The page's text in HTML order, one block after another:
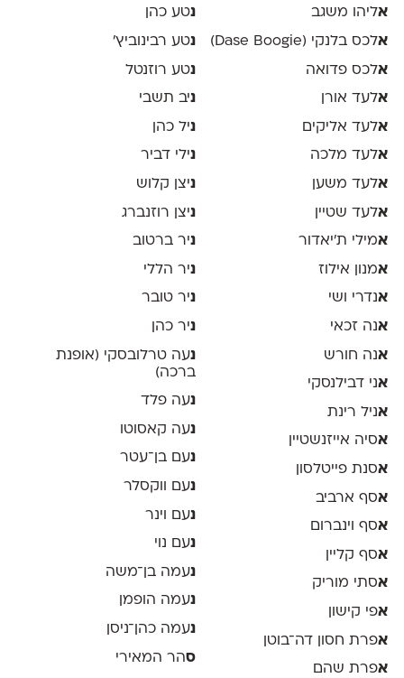
אליהו משגב
אלכס בלנקי (Dase Boogie)
אלכס פדואה
אלעד אורן
אלעד אליקים
אלעד מלכה
אלעד משען
אלעד שטיין
אמילי ת׳יאדור
אמנון אילוז
אנדרי ושי
אנה זכאי
אנה חורש
אני דבילנסקי
אניל רינת
אסיה אייזנשטיין
אסנת פייטלסון
אסף ארביב
אסף וינברום
אסף קליין
אסתי מוריק
אפי קישון
אפרת חסון דה־בוטן
אפרת שהם
נטע כהן
נטע רבינוביץ׳
נטע רוזנטל
ניב תשבי
ניל כהן
נילי דביר
ניצן קלוש
ניצן רוזנברג
ניר ברטוב
ניר הללי
ניר טובר
ניר כהן
נעה טרלובסקי (אופנת
ברכה)
נעה פלד
נעה קאסוטו
נעם בן־עטר
נעם ווקסלר
נעם וינר
נעם נוי
נעמה בן־משה
נעמה הופמן
נעמה כהן־ניסן
סהר המאירי